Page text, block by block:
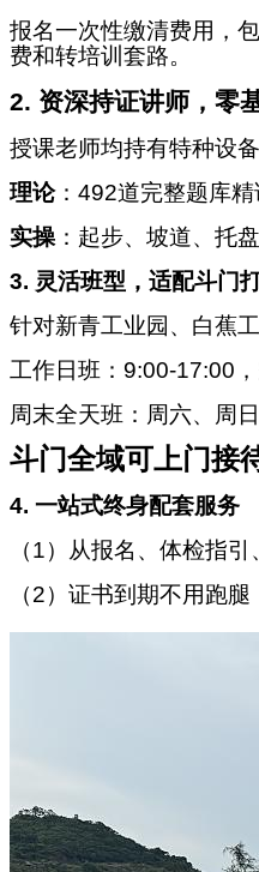
报名一次性缴清费用，
费和转培训套路。
2. 资深持证讲师，零
授课老师均持有特种设
理论：492道完整题库
实操 ：起步、坡道、托
3. 灵活班型，适配斗门
针对新青工业园、白蕉
工作日班：9:00-17:00
周末全天班：周六、周
斗门全域可上门接
4. 一站式终身配套服务
（1）从报名、体检指
（2）证书到期不用跑